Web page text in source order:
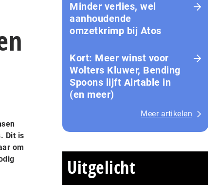
Dit is
om
Minder verlies, wel
aanhoudende
omzetkrimp bij Atos
Kort: Meer winst voor
Wolters Kluwer, Bending
Spoons lijft Airtable in
(en meer)
Meer artikelen
Uitgelicht